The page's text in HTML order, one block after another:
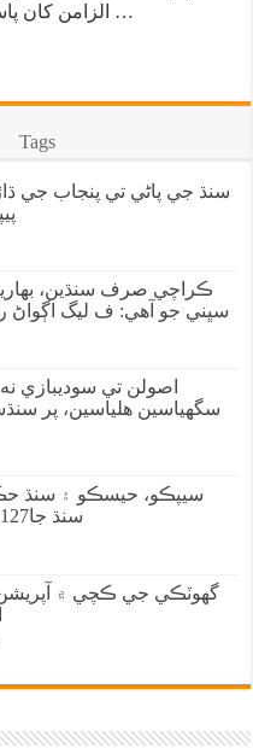
الزامن کان پاسو ڪرڻ گهرجي،الزامن سان امن …
Tags
سنڌ جي پاڻي تي پنجاب جي
ڪراچي صرف سنڌين،
سڀني جو آهي: ف ليگ اڳواڻ
سگهياسين هلياسين، پر
سيپڪو، حيسڪو ۽ سنڌ
سنڌ جا127 ارب رپيا ٻڏي ويا؟
گهوٽڪي جي ڪچي ۾ آپريشن